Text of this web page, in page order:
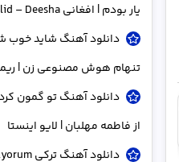
ﻳﺎر ﺑﻮدم | افغانی Calid – Deesha
دانلود آهنگ شاید خوب
تنهام هوش مصنوعی زن |
دانلود آهنگ تو گمون
از فاطمه مهلبان | لایو اینستا